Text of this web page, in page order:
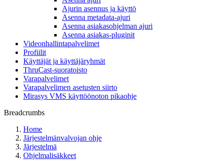
Ajurin asennus ja käyttö
Asenna metadata-ajuri
Asenna asiakasohjelman ajuri
Asenna asiakas-pluginit
Videonhallintapalvelimet
Profiilit
Käyttäjät ja käyttäjäryhmät
ThruCast-suoratoisto
Varapalvelimet
Varapalvelimen asetusten siirto
Mirasys VMS käyttöönoton pikaohje
Breadcrumbs
Home
Järjestelmänvalvojan ohje
Järjestelmä
Ohjelmalisäkkeet